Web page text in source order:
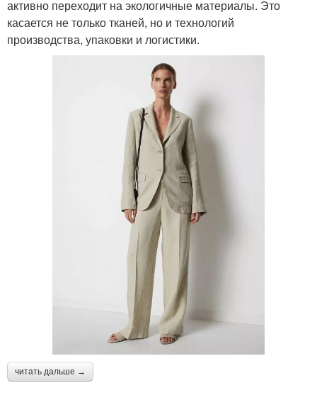
активно переходит на экологичные материалы. Это
касается не только тканей, но и технологий
производства, упаковки и логистики.
читать дальше →